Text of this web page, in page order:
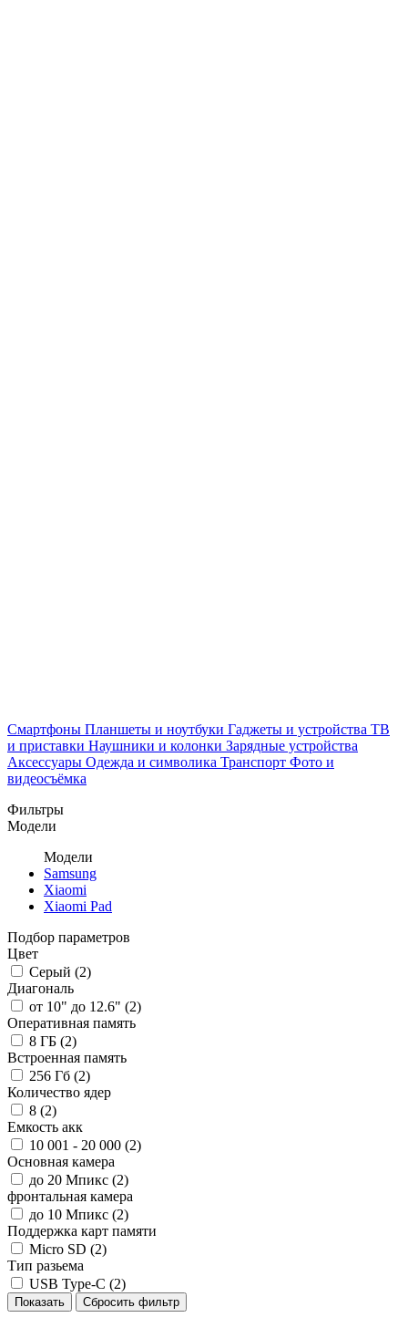
Смартфоны Планшеты и ноутбуки Гаджеты и устройства ТВ
и приставки Наушники и колонки Зарядные устройства
Аксессуары Одежда и символика Транспорт Фото и
видеосъёмка
Фильтры
Модели
Модели
Samsung
Xiaomi
Xiaomi Pad
Подбор параметров
Цвет
Серый (2)
Диагональ
от 10" до 12.6" (2)
Оперативная память
8 ГБ (2)
Встроенная память
256 Гб (2)
Количество ядер
8 (2)
Емкость акк
10 001 - 20 000 (2)
Основная камера
до 20 Мпикс (2)
фронтальная камера
до 10 Мпикс (2)
Поддержка карт памяти
Micro SD (2)
Тип разьема
USB Type-C (2)